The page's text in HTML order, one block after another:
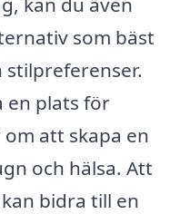
som bäst
en plats för
att skapa en
och hälsa. Att
bidra till en